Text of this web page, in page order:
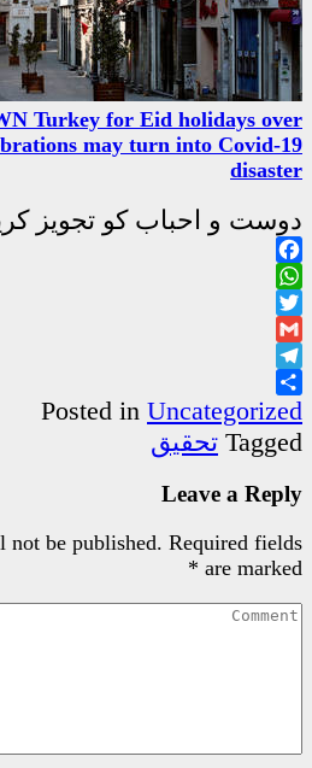
Erdogan LOCKS DOWN
fears Muslim celebrations
کریں
Your email address will not be